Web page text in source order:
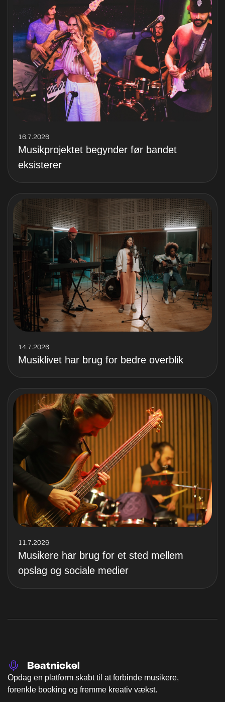
16.7.2026
Musikprojektet begynder før bandet
eksisterer
14.7.2026
Musiklivet har brug for bedre overblik
11.7.2026
Musikere har brug for et sted mellem
opslag og sociale medier
Opdag en platform skabt til at forbinde musikere,
forenkle booking og fremme kreativ vækst.